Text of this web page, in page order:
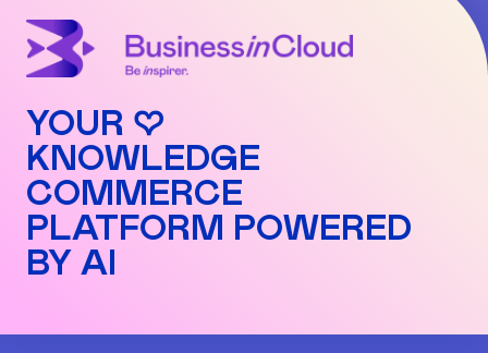
YOUR ♡
KNOWLEDGE
COMMERCE
PLATFORM POWERED
BY AI